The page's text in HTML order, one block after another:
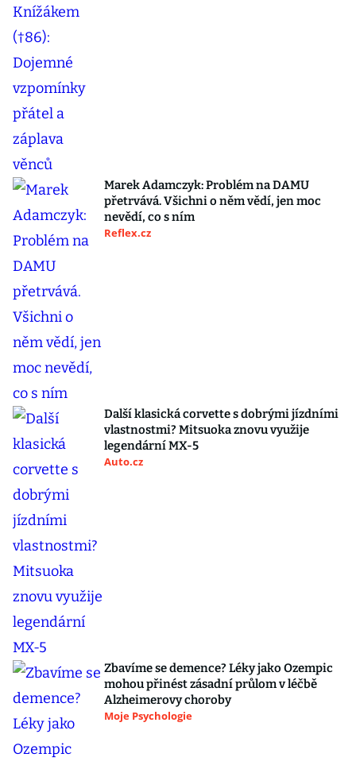
Marek Adamczyk: Problém na DAMU
přetrvává. Všichni o něm vědí, jen moc
nevědí, co s ním
Reflex.cz
Další klasická corvette s dobrými jízdními
vlastnostmi? Mitsuoka znovu využije
legendární MX-5
Auto.cz
Zbavíme se demence? Léky jako Ozempic
mohou přinést zásadní průlom v léčbě
Alzheimerovy choroby
Moje Psychologie